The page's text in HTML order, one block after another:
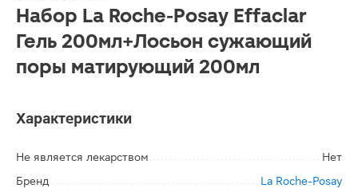
Набор La Roche-Posay Effaclar
Гель 200мл+Лосьон сужающий
поры матирующий 200мл
Характеристики
Не является лекарством
Нет
Бренд
La Roche-Posay